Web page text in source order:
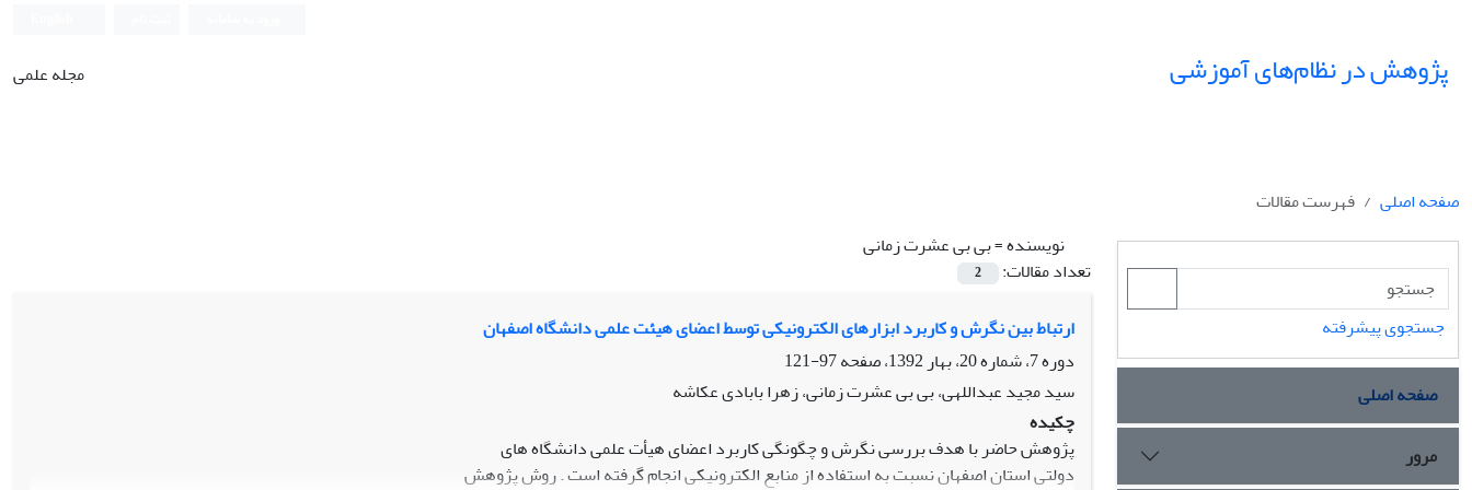
پژوهش در نظام‌های آموزشی مجله علمی
صفحه اصلی
فهرست مقالات
نویسنده =بی بی عشرت زمانی
تعداد مقالات:
2
ارتباط بین نگرش و کاربرد ابزارهای الکترونیکی توسط اعضای هیئت علمی دانشگاه اصفهان
دوره 7، شماره 20، بهار 1392، صفحه
97-121
سید مجید عبداللهی، بی بی عشرت زمانی، زهرا بابادی عکاشه
چکیده
پژوهش حاضر با هدف بررسی نگرش و چگونگی کاربرد اعضای هیأت علمی دانشگاه های
دولتی استان اصفهان نسبت به استفاده از منابع الکترونیکی انجام گرفته است . روش پژوهش
جستجوی پیشرفته
صفحه اصلی
مرور